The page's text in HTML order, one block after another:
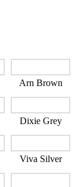
Arn Brown
Dixie Grey
Viva Silver